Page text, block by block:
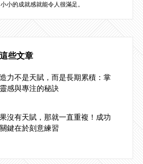
小的成就感就能令人很滿足。
些文章
力不是天賦，而是長期累積：掌
感與專注的秘訣
沒有天賦，那就一直重複！成功
鍵在於刻意練習